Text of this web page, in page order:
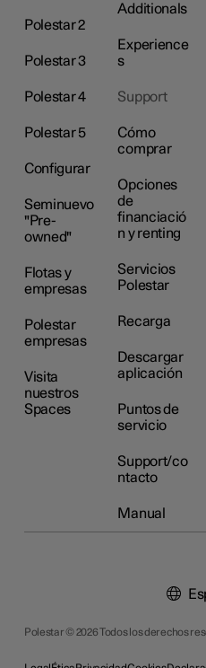
Polestar 2
Polestar 3
Polestar 4
Polestar 5
Configurar
Seminuevo
"Pre-
owned"
Flotas y
empresas
Polestar
empresas
Visita
nuestros
Spaces
Additionals
Experience
s
Support
Cómo
comprar
Opciones
de
financiació
n y renting
Servicios
Polestar
Recarga
Descargar
aplicación
Puntos de
servicio
Support/co
ntacto
Manual
Polestar © 2026 Todos los derechos